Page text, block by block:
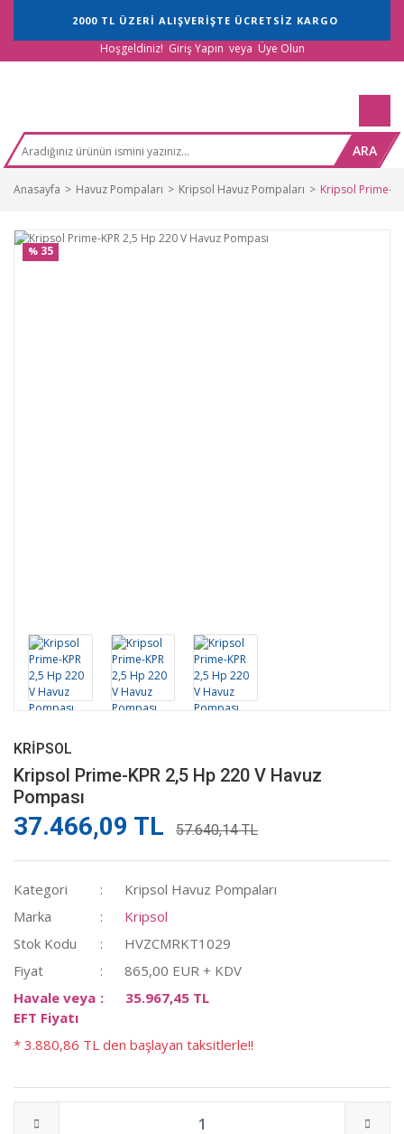
2000 TL ÜZERİ ALIŞVERİŞTE ÜCRETSİZ KARGO
Hoşgeldiniz! Giriş Yapın veya Üye Olun
ARA
Anasayfa Havuz Pompaları Kripsol Havuz Pompaları Kripsol Prime-
% 35
KRIPSOL
Kripsol Prime-KPR 2,5 Hp 220 V Havuz
Pompası
37.466,09 TL 57.640,14 TL
Kategori
Kripsol Havuz Pompaları
Marka
Kripsol
Stok Kodu
HVZCMRKT1029
Fiyat
865,00 EUR + KDV
Havale veya
EFT Fiyatı
35.967,45 TL
* 3.880,86 TL den başlayan taksitlerle!!